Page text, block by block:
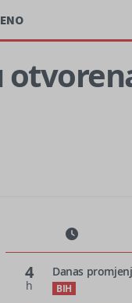
4
h
Danas
BIH